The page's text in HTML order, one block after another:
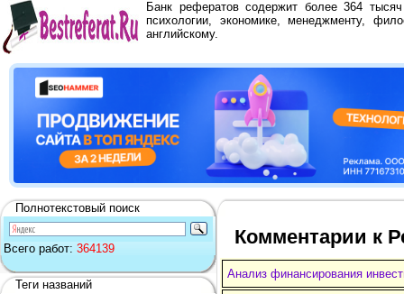
Банк рефератов содержит более 364
психологии, экономике, менеджменту,
английскому.
Полнотекстовый поиск
Всего работ: 364139
Теги названий
Комментарии к
Анализ финансирования